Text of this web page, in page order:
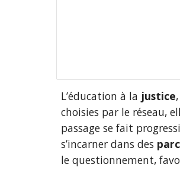
L’éducation à la justice
choisies par le réseau,
passage se fait
s’incarner dans des
le questionnement,